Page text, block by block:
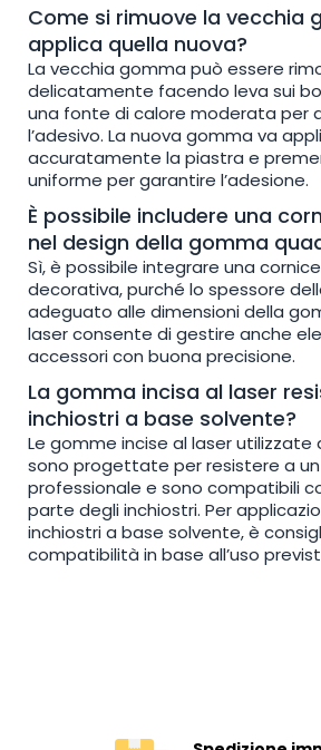
Come si rimuove la vecchia
applica quella nuova?
La vecchia gomma può essere
delicatamente facendo leva sui
una fonte di calore moderata per
l’adesivo. La nuova gomma va
accuratamente la piastra e
uniforme per garantire l’adesione.
È possibile includere una
nel design della gomma
Sì, è possibile integrare una
decorativa, purché lo spessore
adeguato alle dimensioni della
laser consente di gestire anche
accessori con buona precisione.
La gomma incisa al laser
inchiostri a base solvente?
Le gomme incise al laser
sono progettate per resistere a
professionale e sono compatibili
parte degli inchiostri. Per
inchiostri a base solvente, è
compatibilità in base all’uso